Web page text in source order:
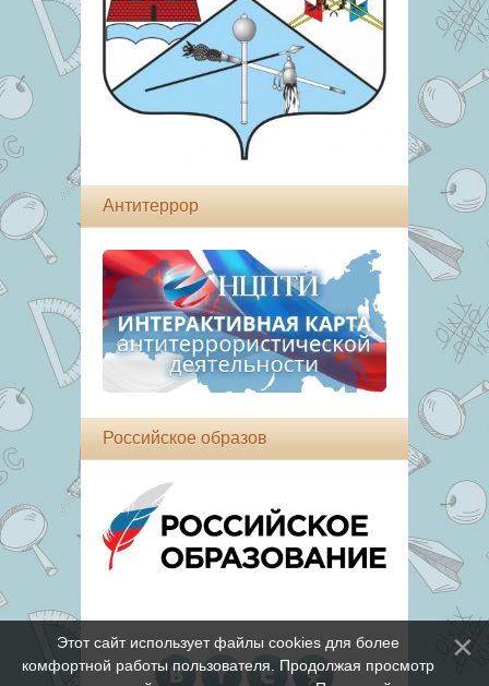
Антитеррор
Российское образов
Этот сайт использует файлы cookies для более
комфортной работы пользователя. Продолжая просмотр